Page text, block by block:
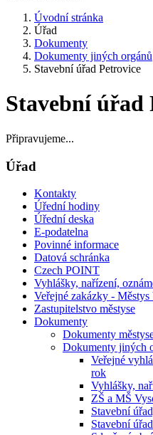
Úvodní stránka
Úřad
Dokumenty
Dokumenty jiných orgánů
Stavební úřad Petrovice
Stavební úřad
Připravujeme...
Úřad
Kontakty
Úřední hodiny
Úřední deska
E-podatelna
Povinné informace
Datová schránka
Czech POINT
Vyhlášky, nařízení,
Veřejné zakázky -
Zastupitelstvo městyse
Dokumenty
Dokumenty
Dokumenty jiných
Veřejné
rok
Vyhlášky,
ZŠ a MŠ
Stavební
Stavební